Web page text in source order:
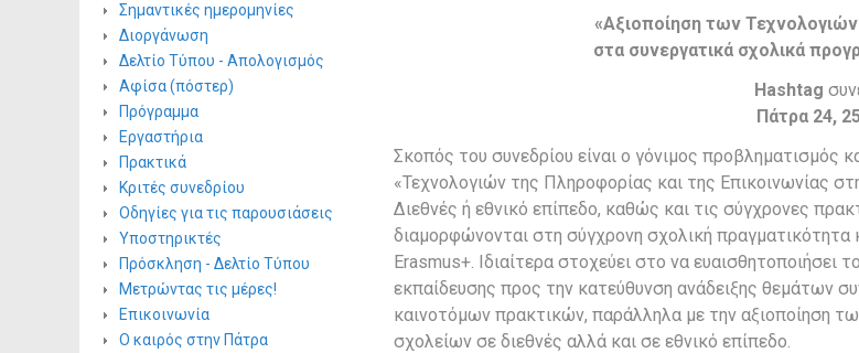
Σημαντικές ημερομηνίες
Διοργάνωση
Δελτίο Τύπου - Απολογισμός
Αφίσα (πόστερ)
Πρόγραμμα
Εργαστήρια
Πρακτικά
Κριτές συνεδρίου
Οδηγίες για τις παρουσιάσεις
Υποστηρικτές
Πρόσκληση - Δελτίο Τύπου
Μετρώντας τις μέρες!
Επικοινωνία
Ο καιρός στην Πάτρα
«Αξιοποίηση των
στα συνεργατικά σχολικά
Hashtag
Πάτρα 24,
Σκοπός του συνεδρίου είναι ο γόνιμος προβληματισμός
«Τεχνολογιών της Πληροφορίας και της Επικοινωνίας
Διεθνές ή εθνικό επίπεδο, καθώς και τις σύγχρονες
διαμορφώνονται στη σύγχρονη σχολική
Erasmus+. Ιδιαίτερα στοχεύει στο να
εκπαίδευσης προς την κατεύθυνση ανάδειξης θεμάτων
καινοτόμων πρακτικών, παράλληλα με την αξιοποίηση
σχολείων σε διεθνές αλλά και σε εθνικό επίπεδο.